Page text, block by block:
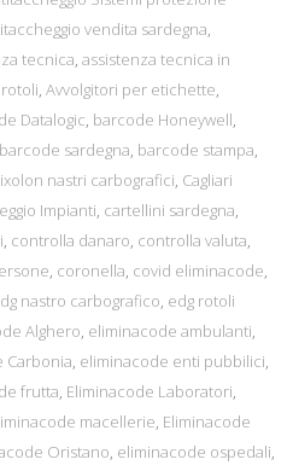
vendita sardegna,
tecnica, assistenza tecnica in
, Avvolgitori per etichette,
Datalogic, barcode Honeywell,
barcode sardegna, barcode stampa,
nastri carbografici, Cagliari
Impianti, cartellini sardegna,
, controlla danaro, controlla valuta,
, coronella, covid eliminacode,
nastro carbografico, edg rotoli
Alghero, eliminacode ambulanti,
Carbonia, eliminacode enti pubbilici,
frutta, Eliminacode Laboratori,
macellerie, Eliminacode
Oristano, eliminacode ospedali,